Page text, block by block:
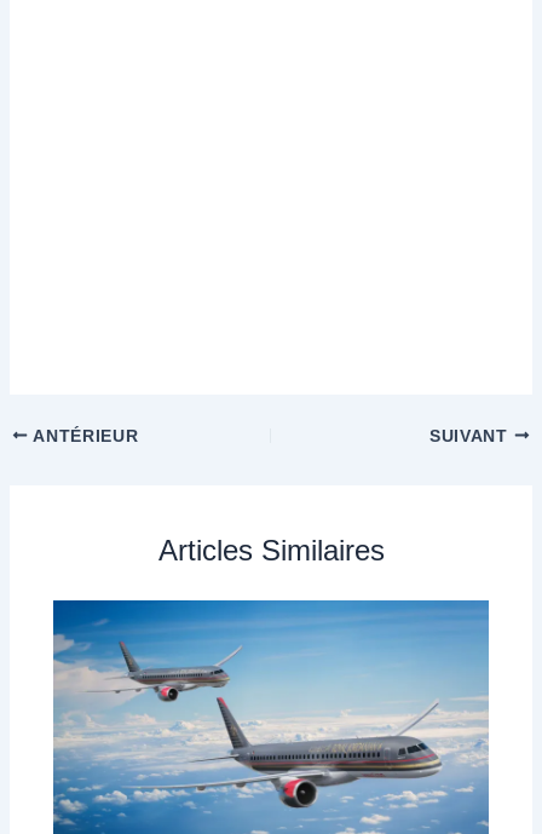
ANTÉRIEUR SUIVANT
Articles Similaires